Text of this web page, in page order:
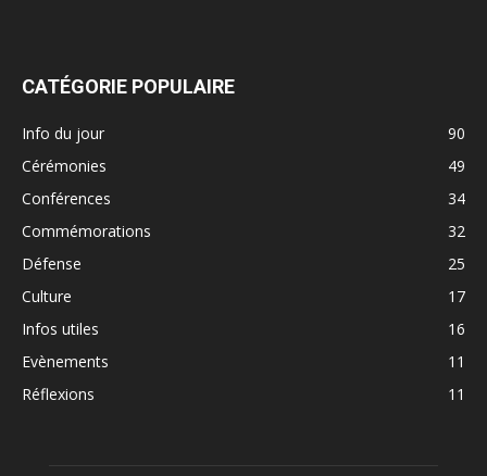
CATÉGORIE POPULAIRE
Info du jour
90
Cérémonies
49
Conférences
34
Commémorations
32
Défense
25
Culture
17
Infos utiles
16
Evènements
11
Réflexions
11